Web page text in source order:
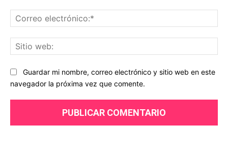
Guardar mi nombre, correo electrónico y sitio web en este
navegador la próxima vez que comente.